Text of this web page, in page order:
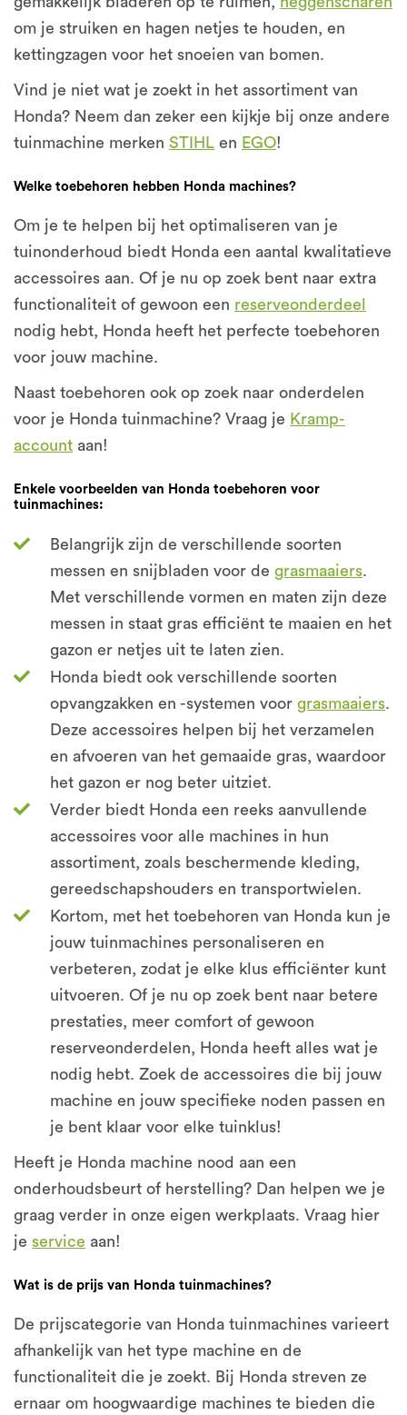
om je struiken en hagen netjes te houden, en
kettingzagen voor het snoeien van bomen.
Vind je niet wat je zoekt in het assortiment van
Honda? Neem dan zeker een kijkje bij onze andere
tuinmachine merken STIHL en EGO!
Welke toebehoren hebben Honda machines?
Om je te helpen bij het optimaliseren van je
tuinonderhoud biedt Honda een aantal kwalitatieve
accessoires aan. Of je nu op zoek bent naar extra
functionaliteit of gewoon een reserveonderdeel
nodig hebt, Honda heeft het perfecte toebehoren
voor jouw machine.
Naast toebehoren ook op zoek naar onderdelen
voor je Honda tuinmachine? Vraag je Kramp-
account aan!
Enkele voorbeelden van Honda toebehoren voor
tuinmachines:
Belangrijk zijn de verschillende soorten
messen en snijbladen voor de grasmaaiers.
Met verschillende vormen en maten zijn deze
messen in staat gras efficiënt te maaien en het
gazon er netjes uit te laten zien.
Honda biedt ook verschillende soorten
opvangzakken en -systemen voor grasmaaiers.
Deze accessoires helpen bij het verzamelen
en afvoeren van het gemaaide gras, waardoor
het gazon er nog beter uitziet.
Verder biedt Honda een reeks aanvullende
accessoires voor alle machines in hun
assortiment, zoals beschermende kleding,
gereedschapshouders en transportwielen.
Kortom, met het toebehoren van Honda kun je
jouw tuinmachines personaliseren en
verbeteren, zodat je elke klus efficiënter kunt
uitvoeren. Of je nu op zoek bent naar betere
prestaties, meer comfort of gewoon
reserveonderdelen, Honda heeft alles wat je
nodig hebt. Zoek de accessoires die bij jouw
machine en jouw specifieke noden passen en
je bent klaar voor elke tuinklus!
Heeft je Honda machine nood aan een
onderhoudsbeurt of herstelling? Dan helpen we je
graag verder in onze eigen werkplaats. Vraag hier
je service aan!
Wat is de prijs van Honda tuinmachines?
De prijscategorie van Honda tuinmachines varieert
afhankelijk van het type machine en de
functionaliteit die je zoekt. Bij Honda streven ze
ernaar om hoogwaardige machines te bieden die